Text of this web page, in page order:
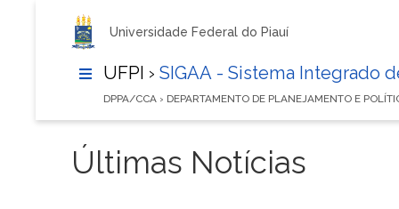
Universidade Federal do Piauí
UFPI › SIGAA - Sistema Integrado
DPPA/CCA › DEPARTAMENTO DE PLANEJAMENTO E
Últimas Notícias